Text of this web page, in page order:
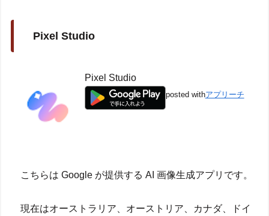
Pixel Studio
Pixel Studio
posted withアプリーチ
こちらは Google が提供する AI 画像生成アプリです。
現在はオーストラリア、オーストリア、カナダ、ドイ